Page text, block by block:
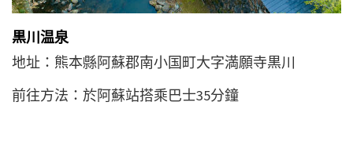
黒川温泉
地址：熊本縣阿蘇郡南小国町大字満願寺黒川
前往方法：於阿蘇站搭乘巴士35分鐘